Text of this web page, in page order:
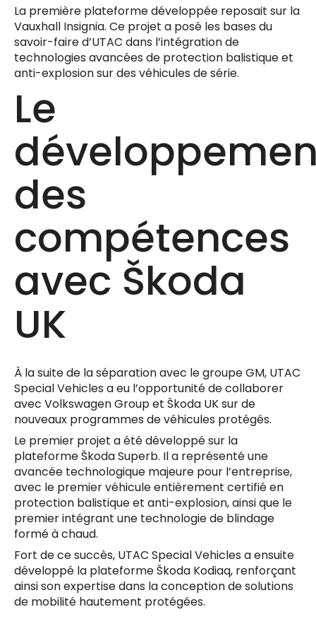
La première plateforme développée reposait sur la
Vauxhall Insignia. Ce projet a posé les bases du
savoir-faire d’UTAC dans l’intégration de
technologies avancées de protection balistique et
anti-explosion sur des véhicules de série.
Le
des
compétences
avec Škoda
UK
À la suite de la séparation avec le groupe GM, UTAC
Special Vehicles a eu l’opportunité de collaborer
avec Volkswagen Group et Škoda UK sur de
nouveaux programmes de véhicules protégés.
Le premier projet a été développé sur la
plateforme Škoda Superb. Il a représenté une
avancée technologique majeure pour l’entreprise,
avec le premier véhicule entièrement certifié en
protection balistique et anti-explosion, ainsi que le
premier intégrant une technologie de blindage
formé à chaud.
Fort de ce succès, UTAC Special Vehicles a ensuite
développé la plateforme Škoda Kodiaq, renforçant
ainsi son expertise dans la conception de solutions
de mobilité hautement protégées.